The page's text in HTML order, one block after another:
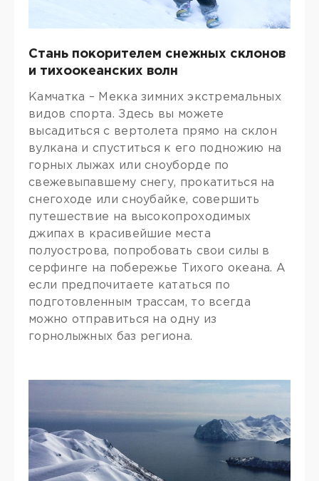
Стань покорителем снежных склонов
и тихоокеанских волн
Камчатка – Мекка зимних экстремальных
видов спорта. Здесь вы можете
высадиться с вертолета прямо на склон
вулкана и спуститься к его подножию на
горных лыжах или сноуборде по
свежевыпавшему снегу, прокатиться на
снегоходе или сноубайке, совершить
путешествие на высокопроходимых
джипах в красивейшие места
полуострова, попробовать свои силы в
серфинге на побережье Тихого океана. А
если предпочитаете кататься по
подготовленным трассам, то всегда
можно отправиться на одну из
горнолыжных баз региона.